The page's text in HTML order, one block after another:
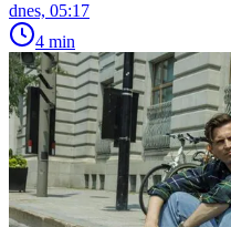
dnes, 05:17
4 min